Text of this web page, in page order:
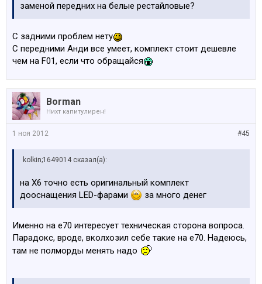
заменой передних на белые рестайловые?
C задними проблем нету
С передними Анди все умеет, комплект стоит дешевле
чем на F01, если что обращайся
Borman
Нихт капитулирен!
#45
1 ноя 2012
kolkin;1649014 сказал(а):
на X6 точно есть оригинальный комплект
дооснащения LED-фарами
за много денег
Именно на е70 интересует техническая сторона вопроса.
Парадокс, вроде, вколхозил себе такие на е70. Надеюсь,
там не полморды менять надо